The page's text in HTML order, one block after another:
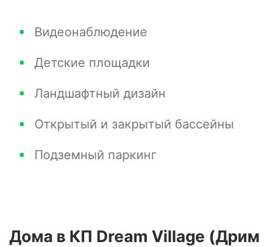
Видеонаблюдение
Детские площадки
Ландшафтный дизайн
Открытый и закрытый бассейны
Подземный паркинг
Дома в КП Dream Village (Дрим